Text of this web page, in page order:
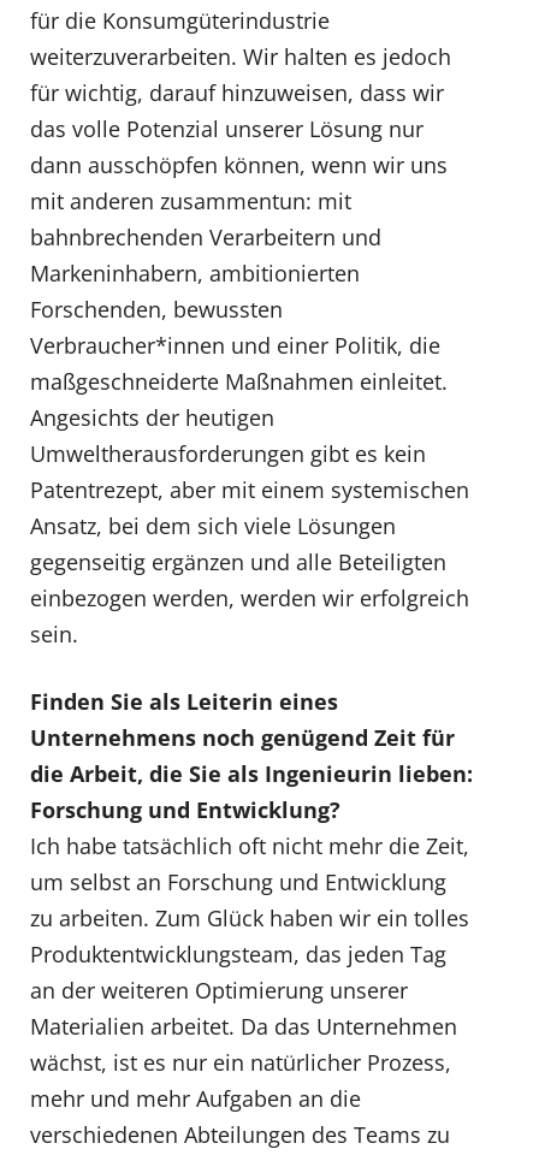
für die Konsumgüterindustrie
weiterzuverarbeiten. Wir halten es jedoch
für wichtig, darauf hinzuweisen, dass wir
das volle Potenzial unserer Lösung nur
dann ausschöpfen können, wenn wir uns
mit anderen zusammentun: mit
bahnbrechenden Verarbeitern und
Markeninhabern, ambitionierten
Forschenden, bewussten
Verbraucher*innen und einer Politik, die
maßgeschneiderte Maßnahmen einleitet.
Angesichts der heutigen
Umweltherausforderungen gibt es kein
Patentrezept, aber mit einem systemischen
Ansatz, bei dem sich viele Lösungen
gegenseitig ergänzen und alle Beteiligten
einbezogen werden, werden wir erfolgreich
sein.
Finden Sie als Leiterin eines
Unternehmens noch genügend Zeit für
die Arbeit, die Sie als Ingenieurin lieben:
Forschung und Entwicklung?
Ich habe tatsächlich oft nicht mehr die Zeit,
um selbst an Forschung und Entwicklung
zu arbeiten. Zum Glück haben wir ein tolles
Produktentwicklungsteam, das jeden Tag
an der weiteren Optimierung unserer
Materialien arbeitet. Da das Unternehmen
wächst, ist es nur ein natürlicher Prozess,
mehr und mehr Aufgaben an die
verschiedenen Abteilungen des Teams zu